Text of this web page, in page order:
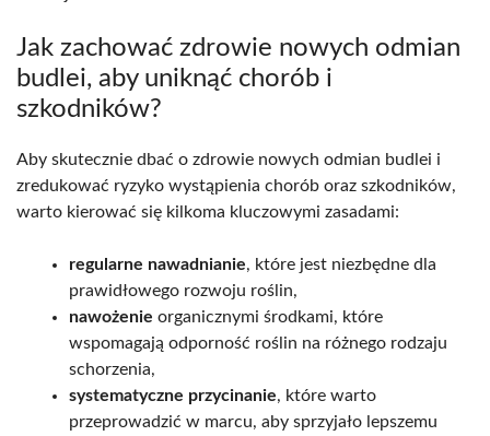
Jak zachować zdrowie nowych odmian
budlei, aby uniknąć chorób i
szkodników?
Aby skutecznie dbać o zdrowie nowych odmian budlei i
zredukować ryzyko wystąpienia chorób oraz szkodników,
warto kierować się kilkoma kluczowymi zasadami:
regularne nawadnianie, które jest niezbędne dla
prawidłowego rozwoju roślin,
nawożenie organicznymi środkami, które
wspomagają odporność roślin na różnego rodzaju
schorzenia,
systematyczne przycinanie, które warto
przeprowadzić w marcu, aby sprzyjało lepszemu